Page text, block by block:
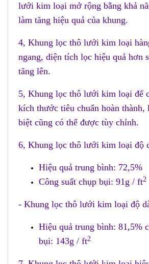
lưới kim loại mở rộng bằng khả
làm tăng hiệu quả của khung.
4, Khung lọc thô lưới kim loại
ngang, diện tích lọc hiệu quả hơn
tăng lên.
5, Khung lọc thô lưới kim loại để
kích thước tiêu chuẩn hoàn thành,
biệt cũng có thể được tùy chỉnh.
6, Khung lọc thô lưới kim loại độ
Hiệu quả trung bình: 72,5%
Công suất chụp bụi: 91g / ft2
- Khung lọc thô lưới kim loại độ
Hiệu quả trung bình: 81,5%
bụi: 143g / ft2